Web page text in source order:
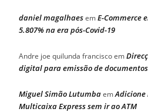
daniel magalhaesemE-Commerce
5.807% na era pós-Covid-19
Andre joe quilunda franciscoem
digital para emissão de
Miguel Simão LutumbaemAdicione
Multicaixa Express sem ir ao ATM